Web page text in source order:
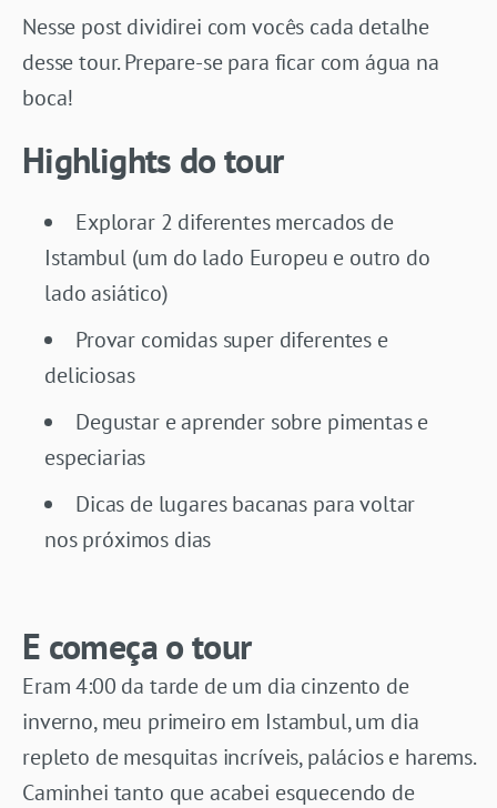
Nesse post dividirei com vocês cada detalhe
desse tour. Prepare-se para ficar com água na
boca!
Highlights do tour
Explorar 2 diferentes mercados de
Istambul (um do lado Europeu e outro do
lado asiático)
Provar comidas super diferentes e
deliciosas
Degustar e aprender sobre pimentas e
especiarias
Dicas de lugares bacanas para voltar
nos próximos dias
E começa o tour
Eram 4:00 da tarde de um dia cinzento de
inverno, meu primeiro em Istambul, um dia
repleto de mesquitas incríveis, palácios e harems.
Caminhei tanto que acabei esquecendo de